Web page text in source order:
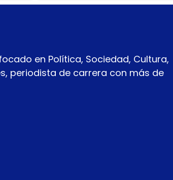
en Política, Sociedad, Cultura,
periodista de carrera con más de